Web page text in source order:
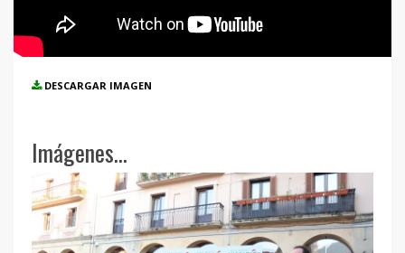
DESCARGAR IMAGEN
Imágenes...